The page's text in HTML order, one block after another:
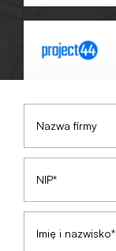
Nazwa firmy
NIP*
Imię i nazwisko*